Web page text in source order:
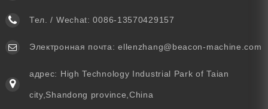
Тел. / Wechat:0086-13570429157
Электронная почта:ellenzhang@beacon-machine.com
адрес: High Technology Industrial Park of Taian
city,Shandong province,China